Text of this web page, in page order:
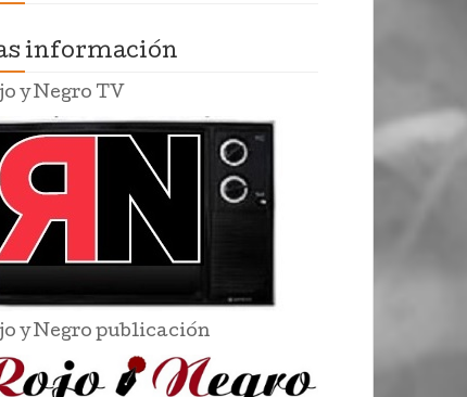
información
y Negro TV
y Negro publicación